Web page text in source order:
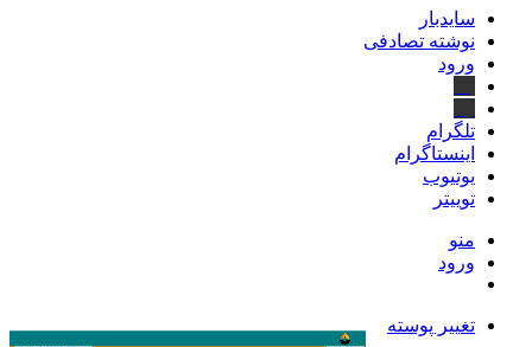
سایدبار
نوشته تصادفی
ورود
تلگرام
اینستاگرام
یوتیوب
توییتر
منو
ورود
تغییر پوسته